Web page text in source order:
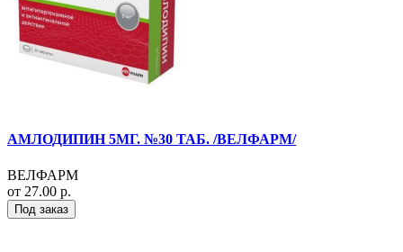
АМЛОДИПИН 5МГ. №30 ТАБ. /ВЕЛФАРМ/
ВЕЛФАРМ
от 27.00 р.
Под заказ